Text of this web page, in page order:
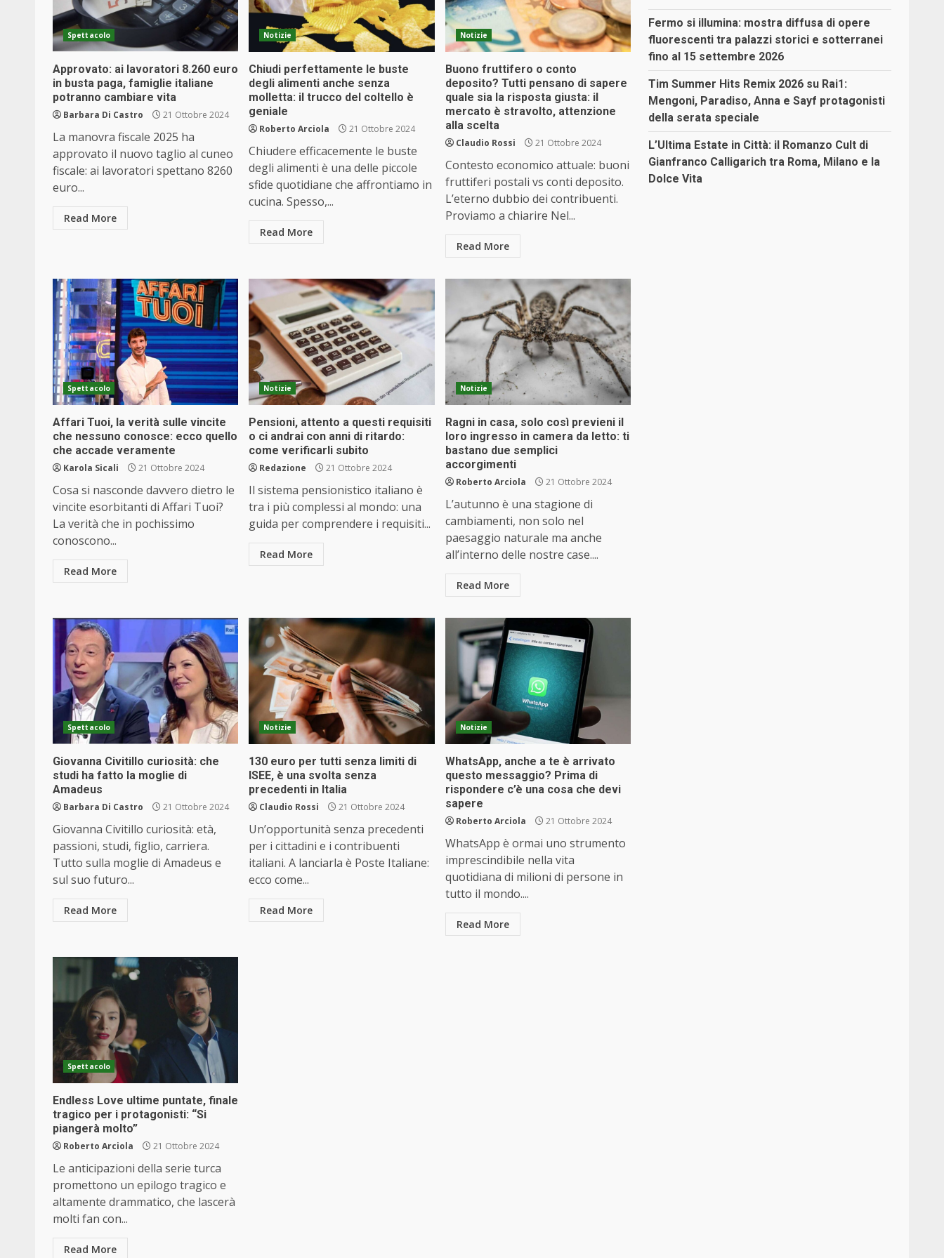
Spettacolo
Approvato: ai lavoratori 8.260 euro
in busta paga, famiglie italiane
potranno cambiare vita
Barbara Di Castro 21 Ottobre 2024
La manovra fiscale 2025 ha
approvato il nuovo taglio al cuneo
fiscale: ai lavoratori spettano 8260
euro...
Read More
Notizie
Chiudi perfettamente le buste
degli alimenti anche senza
molletta: il trucco del coltello è
geniale
Roberto Arciola 21 Ottobre 2024
Chiudere efficacemente le buste
degli alimenti è una delle piccole
sfide quotidiane che affrontiamo in
cucina. Spesso,...
Read More
Notizie
Buono fruttifero o conto
deposito? Tutti pensano di sapere
quale sia la risposta giusta: il
mercato è stravolto, attenzione
alla scelta
Claudio Rossi 21 Ottobre 2024
Contesto economico attuale: buoni
fruttiferi postali vs conti deposito.
L’eterno dubbio dei contribuenti.
Proviamo a chiarire Nel...
Read More
Spettacolo
Affari Tuoi, la verità sulle vincite
che nessuno conosce: ecco quello
che accade veramente
Karola Sicali 21 Ottobre 2024
Cosa si nasconde davvero dietro le
vincite esorbitanti di Affari Tuoi?
La verità che in pochissimo
conoscono...
Read More
Notizie
Pensioni, attento a questi requisiti
o ci andrai con anni di ritardo:
come verificarli subito
Redazione 21 Ottobre 2024
Il sistema pensionistico italiano è
tra i più complessi al mondo: una
guida per comprendere i requisiti...
Read More
Notizie
Ragni in casa, solo così previeni il
loro ingresso in camera da letto: ti
bastano due semplici
accorgimenti
Roberto Arciola 21 Ottobre 2024
L’autunno è una stagione di
cambiamenti, non solo nel
paesaggio naturale ma anche
all’interno delle nostre case....
Read More
Spettacolo
Giovanna Civitillo curiosità: che
studi ha fatto la moglie di
Amadeus
Barbara Di Castro 21 Ottobre 2024
Giovanna Civitillo curiosità: età,
passioni, studi, figlio, carriera.
Tutto sulla moglie di Amadeus e
sul suo futuro...
Read More
Notizie
130 euro per tutti senza limiti di
ISEE, è una svolta senza
precedenti in Italia
Claudio Rossi 21 Ottobre 2024
Un’opportunità senza precedenti
per i cittadini e i contribuenti
italiani. A lanciarla è Poste Italiane:
ecco come...
Read More
Notizie
WhatsApp, anche a te è arrivato
questo messaggio? Prima di
rispondere c’è una cosa che devi
sapere
Roberto Arciola 21 Ottobre 2024
WhatsApp è ormai uno strumento
imprescindibile nella vita
quotidiana di milioni di persone in
tutto il mondo....
Read More
Spettacolo
Endless Love ultime puntate, finale
tragico per i protagonisti: “Si
piangerà molto”
Roberto Arciola 21 Ottobre 2024
Le anticipazioni della serie turca
promettono un epilogo tragico e
altamente drammatico, che lascerà
molti fan con...
Read More
Fermo si illumina: mostra diffusa di opere
fluorescenti tra palazzi storici e sotterranei
fino al 15 settembre 2026
Tim Summer Hits Remix 2026 su Rai1:
Mengoni, Paradiso, Anna e Sayf protagonisti
della serata speciale
L’Ultima Estate in Città: il Romanzo Cult di
Gianfranco Calligarich tra Roma, Milano e la
Dolce Vita